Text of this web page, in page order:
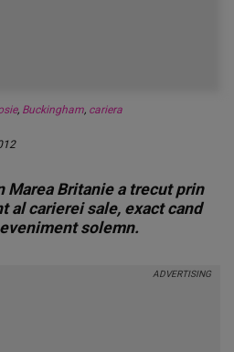
, Buckingham, cariera
Marea Britanie a trecut prin
al carierei sale, exact cand
solemn.